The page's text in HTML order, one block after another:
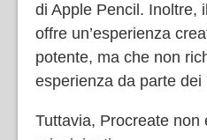
di Apple Pencil. Inoltre,
offre un’esperienza
potente, ma che non
esperienza da parte dei
Tuttavia, Procreate non